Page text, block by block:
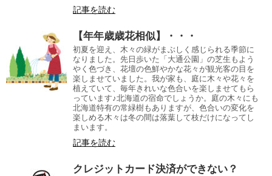
記事を読む
【年年歳歳花相似】・・・
初夏を迎え、木々の緑がまぶしく感じられる季節に
なりました。先日歩いた「大通公園」の芝生もよう
やく色づき、花壇の色鮮やかな花々が観光客の目を
楽しませていました。我が家も、庭に木々や花々を
植えていて、毎年きれいな色合いを楽しませてもら
っています♪北海道の宿命でしょうか。庭の木々にも
北海道特有の常緑樹もありますが、色合いの変化を
楽しめる木々は冬の間は落葉して枝だけになってし
まいます。
記事を読む
クレジットカード決済ができない？